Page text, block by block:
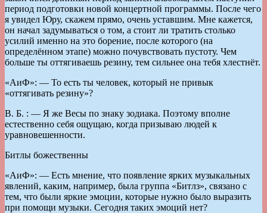
период подготовки новой концертной программы. После чего
я увидел Юру, скажем прямо, очень уставшим. Мне кажется,
он начал задумываться о том, а стоит ли тратить столько
усилий именно на это борение, после которого (на
определённом этапе) можно почувствовать пустоту. Чем
больше ты оттягиваешь резину, тем сильнее она тебя хлестнёт.
«АиФ»: — То есть ты человек, который не привык
«оттягивать резину»?
В. Б. : — Я же Весы по знаку зодиака. Поэтому вполне
естественно себя ощущаю, когда призываю людей к
уравновешенности.
Битлы божественны
«АиФ»: — Есть мнение, что появление ярких музыкальных
явлений, каким, например, была группа «Битлз», связано с
тем, что были яркие эмоции, которые нужно было выразить
при помощи музыки. Сегодня таких эмоций нет?